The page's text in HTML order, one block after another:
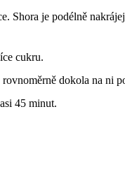
Shora je podélně
cukru.
dokola na ni
45 minut.